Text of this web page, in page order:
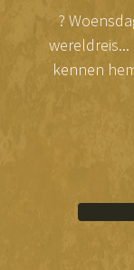
?
kennen